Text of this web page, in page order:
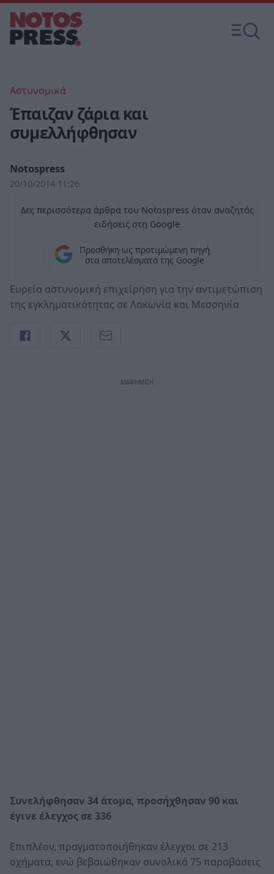
Αστυνομικά
Έπαιζαν ζάρια και
συμελλήφθησαν
Notospress
20/10/2014 11:26
Δες περισσότερα άρθρα του Notospress όταν αναζητάς
ειδήσεις στη Google
Προσθήκη ως προτιμώμενη πηγή
στα αποτελέσματα της Google
Ευρεία αστυνομική επιχείρηση για την αντιμετώπιση
της εγκληματικότητας σε Λακωνία και Μεσσηνία
Συνελήφθησαν 34 άτομα, προσήχθησαν 90 και
έγινε έλεγχος σε 336
Επιπλέον, πραγματοποιήθηκαν έλεγχοι σε 213
οχήματα, ενώ βεβαιώθηκαν συνολικά 75 παραβάσεις